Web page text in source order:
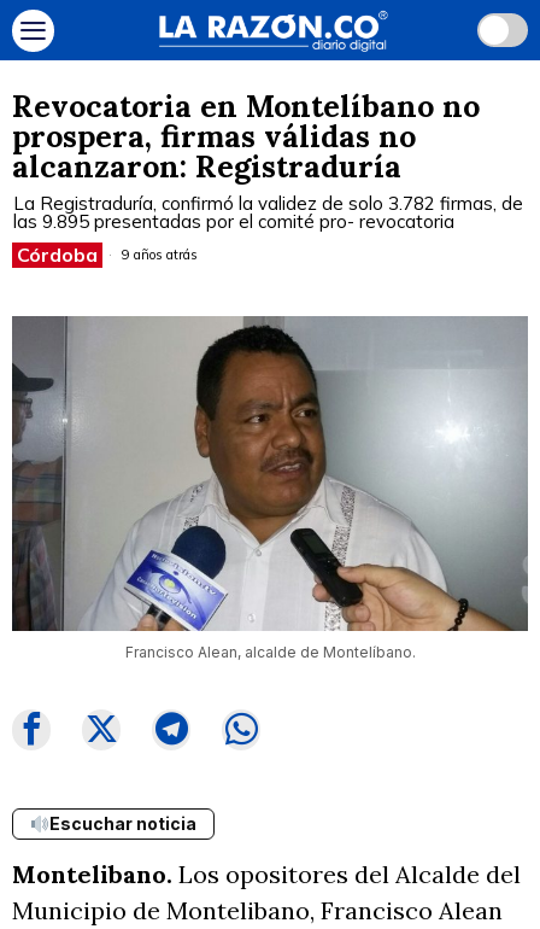
Revocatoria en Montelíbano no
prospera, firmas válidas no
alcanzaron: Registraduría
La Registraduría, confirmó la validez de solo 3.782 firmas, de
las 9.895 presentadas por el comité pro- revocatoria
Córdoba 9 años atrás
Francisco Alean, alcalde de Montelíbano.
Escuchar noticia
Montelibano. Los opositores del Alcalde del
Municipio de Montelibano, Francisco Alean